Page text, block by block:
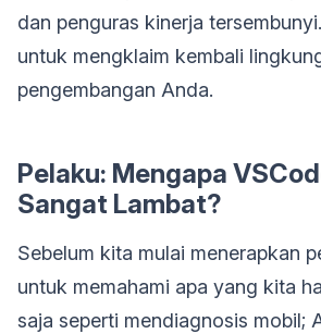
dan penguras kinerja
untuk mengklaim kembali
pengembangan Anda.
Pelaku: Mengapa
Sangat Lambat?
Sebelum kita mulai menerapkan
untuk memahami apa yang kita
saja seperti mendiagnosis mobil;